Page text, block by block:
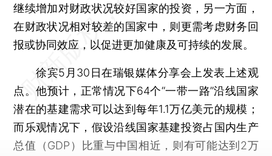
继续增加对财政状况较好国家的投资，另一方面，
在财政状况相对较差的国家中，则更需考虑财务回
报或协同效应，以促进更加健康及可持续的发展。
徐宾5月30日在瑞银媒体分享会上发表上述观
点。他预计，正常情况下64个“一带一路”沿线国家
潜在的基建需求可以达到每年1.1万亿美元的规模；
而乐观情况下，假设沿线国家基建投资占国内生产
总值（GDP）比重与中国相近，则有可能达到2万